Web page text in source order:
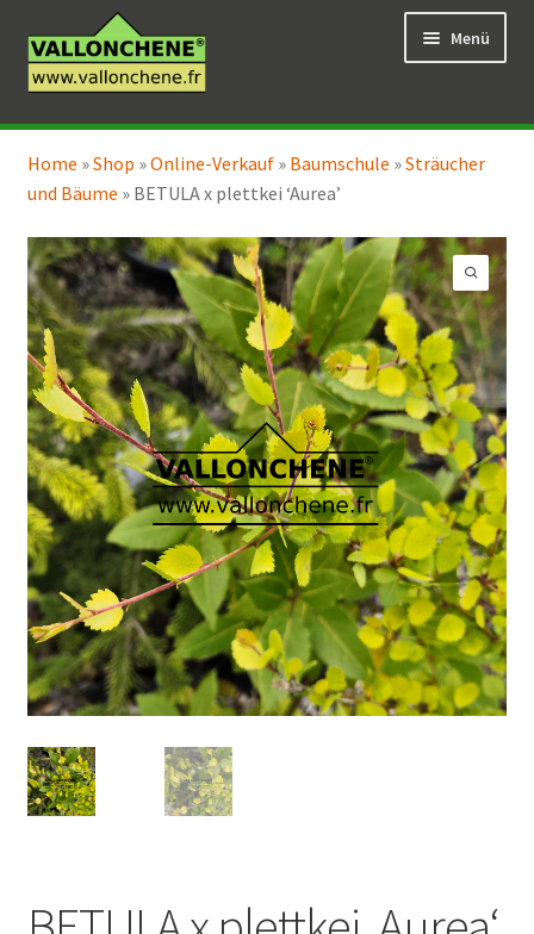
Navigation
springen
Inhalt
springen
Menü
Online-Verkauf
Coaching für den Garten
Home »Shop »Online-Verkauf» Baumschule »Sträucher
und Bäume » BETULA x plettkei ‘Aurea’